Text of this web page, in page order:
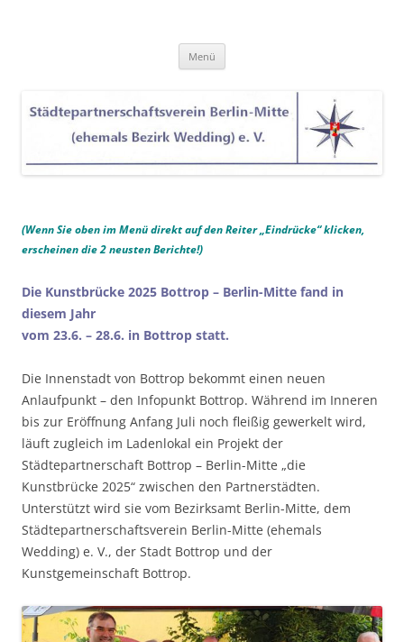
Mitte (ehemals Bezirk Wedding) e.
Menü
(Wenn Sie oben im Menü direkt auf den Reiter „Eindrücke“ klicken,
erscheinen die 2 neusten Berichte!)
Die Kunstbrücke 2025 Bottrop – Berlin-Mitte fand in
diesem Jahr
vom 23.6. – 28.6. in Bottrop statt.
Die Innenstadt von Bottrop bekommt einen neuen
Anlaufpunkt – den Infopunkt Bottrop. Während im Inneren
bis zur Eröffnung Anfang Juli noch fleißig gewerkelt wird,
läuft zugleich im Ladenlokal ein Projekt der
Städtepartnerschaft Bottrop – Berlin-Mitte „die
Kunstbrücke 2025“ zwischen den Partnerstädten.
Unterstützt wird sie vom Bezirksamt Berlin-Mitte, dem
Städtepartnerschaftsverein Berlin-Mitte (ehemals
Wedding) e. V., der Stadt Bottrop und der
Kunstgemeinschaft Bottrop.